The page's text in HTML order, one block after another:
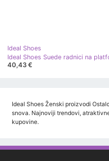
Ideal Shoes
Ideal Shoes Suede radnici na
40,43 €
Ideal Shoes Ženski proizvodi
snova. Najnoviji trendovi,
kupovine.